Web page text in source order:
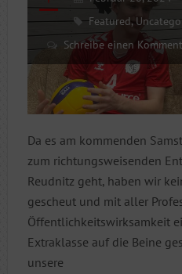
Featured,
Schreibe einen
Da es am kommenden
zum richtungsweisenden
Reudnitz geht, haben wir
gescheut und mit aller
Öffentlichkeitswirksamkeit
Extraklasse auf die Beine
unsere